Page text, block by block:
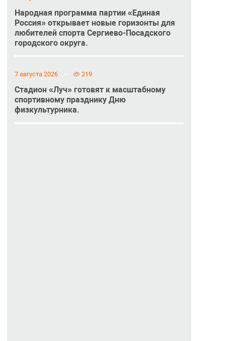
Народная программа партии «Единая
Россия» открывает новые горизонты для
любителей спорта Сергиево-Посадского
городского округа.
7 августа 2026 219
Стадион «Луч» готовят к масштабному
спортивному празднику Дню
физкультурника.